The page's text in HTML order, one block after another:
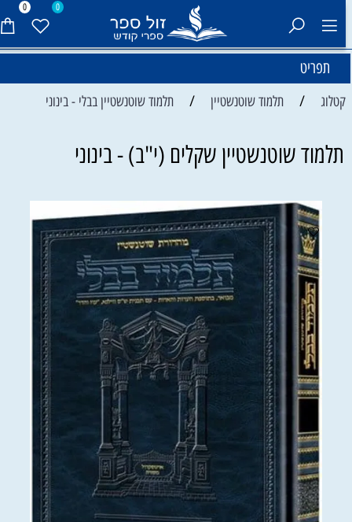
0 0
תפריט
קטלוג / תלמוד שוטנשטיין / תלמוד שוטנשטיין בבלי - בינוני
תלמוד שוטנשטיין שקלים (י"ב) - בינוני